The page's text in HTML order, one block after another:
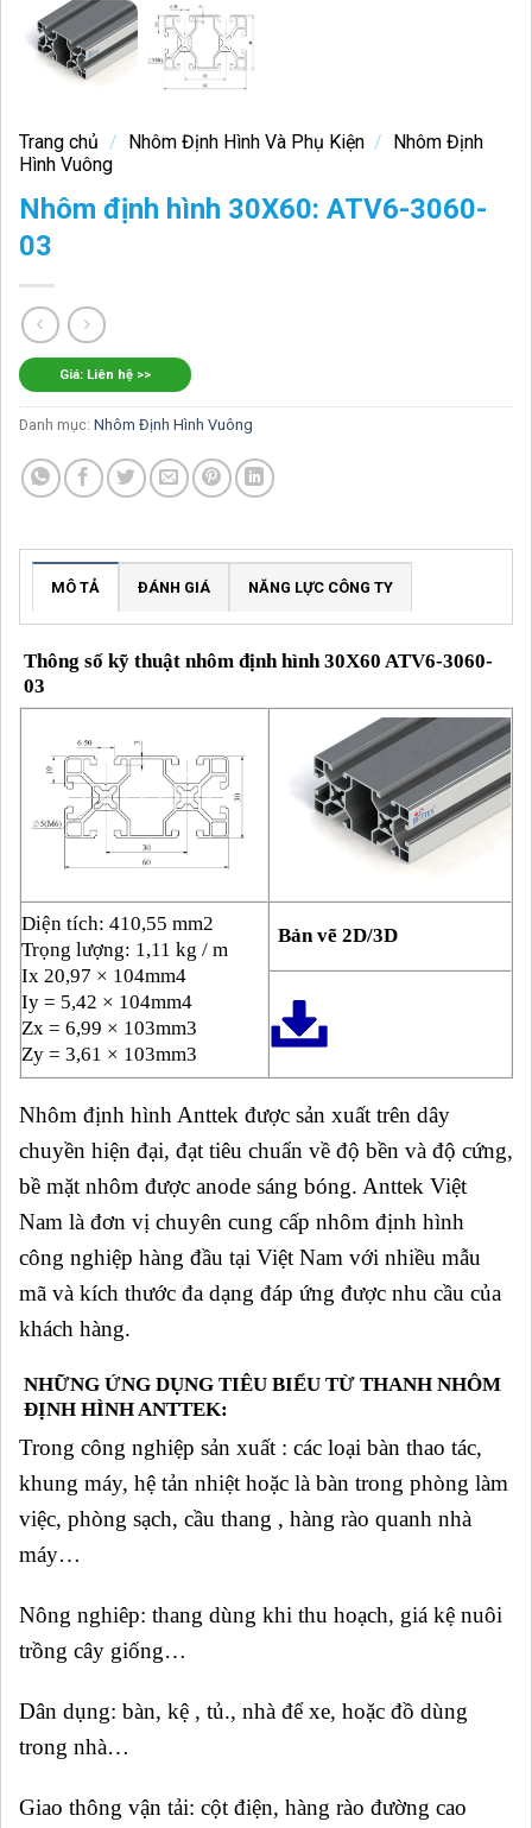
Trang chủ / Nhôm Định Hình Và Phụ Kiện / Nhôm Định
Hình Vuông
Nhôm định hình 30X60: ATV6-3060-
03
Giá: Liên hệ >>
Danh mục: Nhôm Định Hình Vuông
MÔ TẢ ĐÁNH GIÁ NĂNG LỰC CÔNG TY
Thông số kỹ thuật nhôm định hình 30X60 ATV6-3060-
03
Diện tích: 410,55 mm2
Trọng lượng: 1,11 kg / m
Ix 20,97 × 104mm4
Iy = 5,42 × 104mm4
Zx = 6,99 × 103mm3
Zy = 3,61 × 103mm3
Bản vẽ 2D/3D
Nhôm định hình Anttek được sản xuất trên dây
chuyền hiện đại, đạt tiêu chuẩn về độ bền và độ cứng,
bề mặt nhôm được anode sáng bóng. Anttek Việt
Nam là đơn vị chuyên cung cấp nhôm định hình
công nghiệp hàng đầu tại Việt Nam với nhiều mẫu
mã và kích thước đa dạng đáp ứng được nhu cầu của
khách hàng.
NHỮNG ỨNG DỤNG TIÊU BIỂU TỪ THANH NHÔM
ĐỊNH HÌNH ANTTEK:
Trong công nghiệp sản xuất : các loại bàn thao tác,
khung máy, hệ tản nhiệt hoặc là bàn trong phòng làm
việc, phòng sạch, cầu thang , hàng rào quanh nhà
máy…
Nông nghiêp: thang dùng khi thu hoạch, giá kệ nuôi
trồng cây giống…
Dân dụng: bàn, kệ , tủ., nhà để xe, hoặc đồ dùng
trong nhà…
Giao thông vận tải: cột điện, hàng rào đường cao